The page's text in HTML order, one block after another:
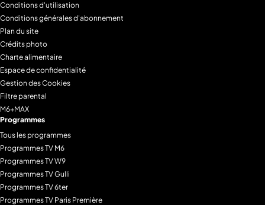
Conditions d'utilisation
Conditions générales d'abonnement
Plan du site
Crédits photo
Charte alimentaire
Espace de confidentialité
Gestion des Cookies
Filtre parental
M6+MAX
Programmes
Tous les programmes
Programmes TV M6
Programmes TV W9
Programmes TV Gulli
Programmes TV 6ter
Programmes TV Paris Première